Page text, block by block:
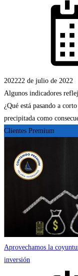
202222 de julio de 2022
Algunos indicadores
¿Qué está pasando a
precipitada como
Clientes Premium
Aprovechamos la
inversión